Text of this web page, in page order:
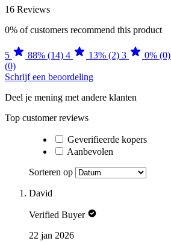
16 Reviews
0% of customers recommend this product
5 88% (14) 4 13% (2) 3 0% (0)
(0)
Schrijf een beoordeling
Deel je mening met andere klanten
Top customer reviews
Geverifieerde kopers
Aanbevolen
Sorteren op
David
Verified Buyer
22 jan 2026